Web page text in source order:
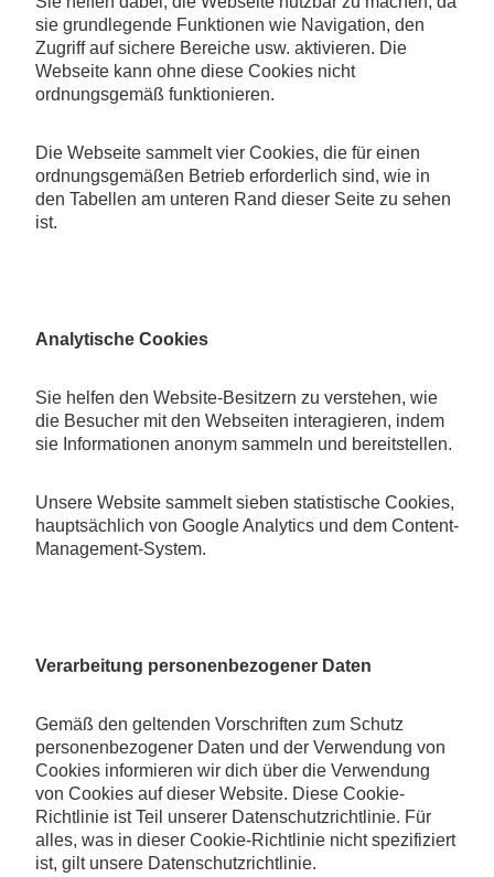
sie grundlegende Funktionen wie Navigation, den
Zugriff auf sichere Bereiche usw. aktivieren. Die
Webseite kann ohne diese Cookies nicht
ordnungsgemäß funktionieren.
Die Webseite sammelt vier Cookies, die für einen
ordnungsgemäßen Betrieb erforderlich sind, wie in
den Tabellen am unteren Rand dieser Seite zu sehen
ist.
Analytische Cookies
Sie helfen den Website-Besitzern zu verstehen, wie
die Besucher mit den Webseiten interagieren, indem
sie Informationen anonym sammeln und bereitstellen.
Unsere Website sammelt sieben statistische Cookies,
hauptsächlich von Google Analytics und dem Content-
Management-System.
Verarbeitung personenbezogener Daten
Gemäß den geltenden Vorschriften zum Schutz
personenbezogener Daten und der Verwendung von
Cookies informieren wir dich über die Verwendung
von Cookies auf dieser Website. Diese Cookie-
Richtlinie ist Teil unserer Datenschutzrichtlinie. Für
alles, was in dieser Cookie-Richtlinie nicht spezifiziert
ist, gilt unsere Datenschutzrichtlinie.